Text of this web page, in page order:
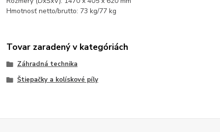
Hmotnosť netto/brutto: 73 kg/77 kg
Tovar zaradený v kategóriách
Záhradná technika
Štiepačky a kolískové píly